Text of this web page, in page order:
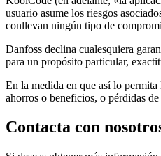
usuario asume los riesgos
conllevan ningún tipo de
Danfoss declina cualesquiera
para un propósito particular,
En la medida en que así lo
ahorros o beneficios, o pérdidas
Contacta con